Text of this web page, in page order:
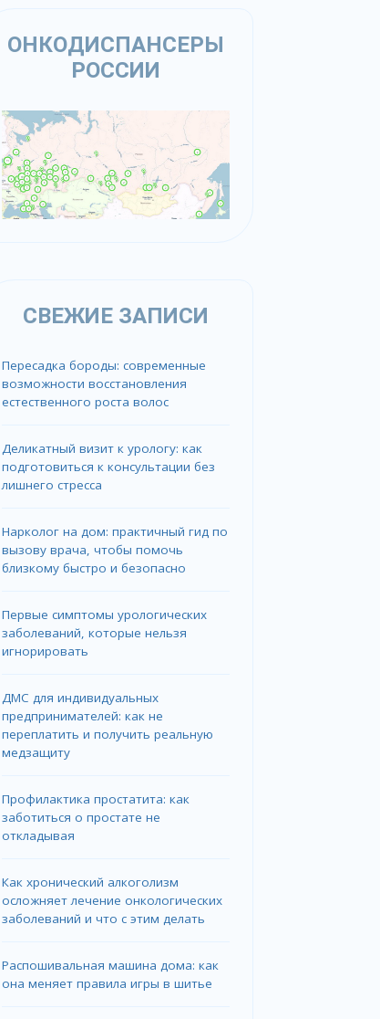
ОНКОДИСПАНСЕРЫ
РОССИИ
СВЕЖИЕ ЗАПИСИ
Пересадка бороды: современные
возможности восстановления
естественного роста волос
Деликатный визит к урологу: как
подготовиться к консультации без
лишнего стресса
Нарколог на дом: практичный гид по
вызову врача, чтобы помочь
близкому быстро и безопасно
Первые симптомы урологических
заболеваний, которые нельзя
игнорировать
ДМС для индивидуальных
предпринимателей: как не
переплатить и получить реальную
медзащиту
Профилактика простатита: как
заботиться о простате не
откладывая
Как хронический алкоголизм
осложняет лечение онкологических
заболеваний и что с этим делать
Распошивальная машина дома: как
она меняет правила игры в шитье